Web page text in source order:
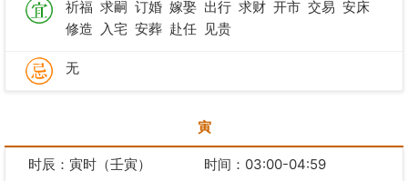
祈福 求嗣 订婚 嫁娶 出行 求财 开市 交易 安床
修造
入宅 安葬 赴任 见贵
无
寅
时辰：寅时（壬寅）
时间：03:00-04:59